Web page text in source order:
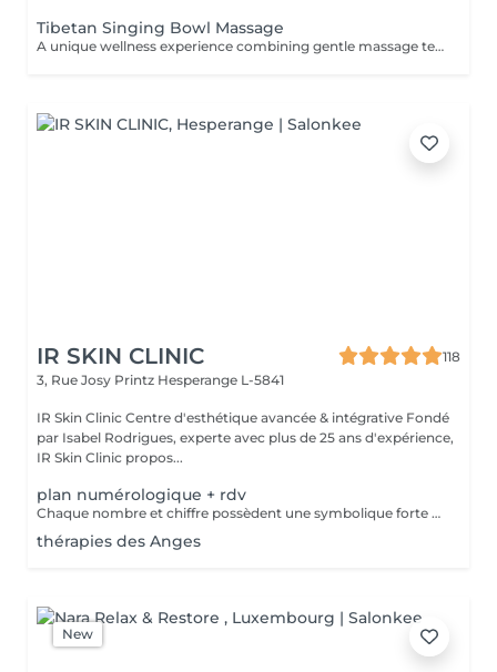
Tibetan Singing Bowl Massage
A unique wellness experience combining gentle massage techniques, aromatic oils, and the soothing sounds of Tibetan singing bowls. The harmonious vibrations and calming tones create a deeply immersive atmosphere, helping you disconnect from daily stress and enjoy a moment of complete tranquility.
IR SKIN CLINIC
118
3, Rue Josy Printz Hesperange L-5841
IR Skin Clinic Centre d'esthétique avancée & intégrative Fondé
par Isabel Rodrigues, experte avec plus de 25 ans d'expérience,
IR Skin Clinic propos...
plan numérologique + rdv
Chaque nombre et chiffre possèdent une symbolique forte et connue depuis la nuit des temps. Plusieurs outils sont à votre disposition pour découvrir votre personnalité, votre avenir ou tout simplement trouver des réponses précises à vos questions.
thérapies des Anges
New